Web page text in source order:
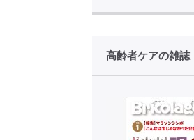
高齢者ケアの雑誌